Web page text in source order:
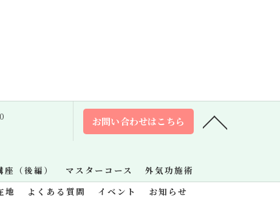
お問い合わせはこちら
（後編） マスターコース
外気功施術
地 よくある質問 イベント お知らせ